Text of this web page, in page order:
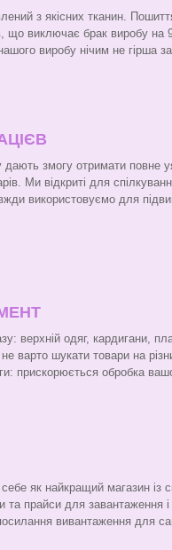
з якісних тканин.
що виключає брак виробу на
виробу нічим не гірша за
дають змогу отримати повне
Ми відкриті для
використовуємо для
верхній одяг, кардигани,
варто шукати товари на
прискорюється обробка
як найкращий магазин із
та прайси для завантаження
вивантаження для